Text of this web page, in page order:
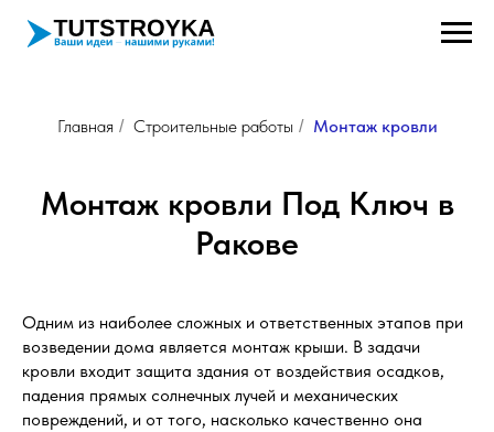
Главная / Строительные работы / Монтаж кровли
Монтаж кровли Под Ключ в
Ракове
Одним из наиболее сложных и ответственных этапов при
возведении дома является монтаж крыши. В задачи
кровли входит защита здания от воздействия осадков,
падения прямых солнечных лучей и механических
повреждений, и от того, насколько качественно она